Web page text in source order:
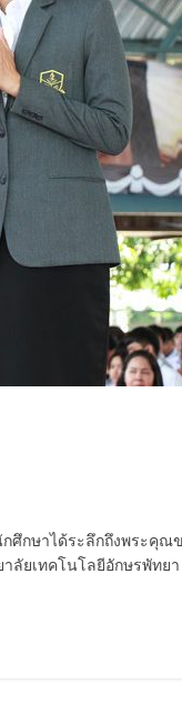
ศึกษาได้ระลึกถึงพระคุณ
ลัยเทคโนโลยีอักษรพัทยา